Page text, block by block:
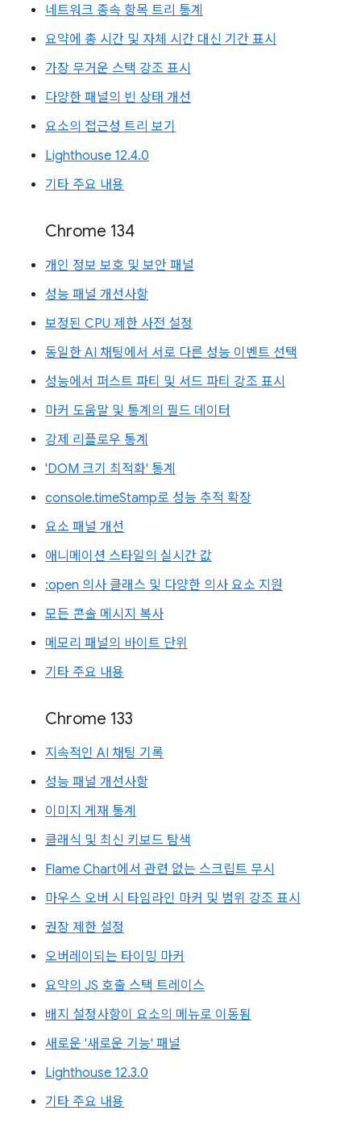
네트워크 종속 항목 트리 통계
요약에 총 시간 및 자체 시간 대신 기간 표시
가장 무거운 스택 강조 표시
다양한 패널의 빈 상태 개선
요소의 접근성 트리 보기
Lighthouse 12.4.0
기타 주요 내용
Chrome 134
개인 정보 보호 및 보안 패널
성능 패널 개선사항
보정된 CPU 제한 사전 설정
동일한 AI 채팅에서 서로 다른 성능 이벤트 선택
성능에서 퍼스트 파티 및 서드 파티 강조 표시
마커 도움말 및 통계의 필드 데이터
강제 리플로우 통계
'DOM 크기 최적화' 통계
console.timeStamp로 성능 추적 확장
요소 패널 개선
애니메이션 스타일의 실시간 값
:open 의사 클래스 및 다양한 의사 요소 지원
모든 콘솔 메시지 복사
메모리 패널의 바이트 단위
기타 주요 내용
Chrome 133
지속적인 AI 채팅 기록
성능 패널 개선사항
이미지 게재 통계
클래식 및 최신 키보드 탐색
Flame Chart에서 관련 없는 스크립트 무시
마우스 오버 시 타임라인 마커 및 범위 강조 표시
권장 제한 설정
오버레이되는 타이밍 마커
요약의 JS 호출 스택 트레이스
배지 설정사항이 요소의 메뉴로 이동됨
새로운 '새로운 기능' 패널
Lighthouse 12.3.0
기타 주요 내용